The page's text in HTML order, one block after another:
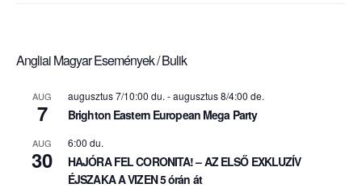
Angliai Magyar Események / Bulik
AUG
7
augusztus 7/10:00 du. -augusztus 8/4:00 de.
Brighton Eastern European Mega Party
AUG
30
6:00 du.
HAJÓRA FEL CORONITA! – AZ ELSŐ EXKLUZÍV
ÉJSZAKA A VIZEN 5 órán át